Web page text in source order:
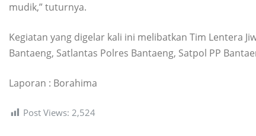
mudik,” tuturnya.
Kegiatan yang digelar kali ini melibatkan Tim Lentera
Bantaeng, Satlantas Polres Bantaeng, Satpol PP
Laporan : Borahima
Post Views: 2,524